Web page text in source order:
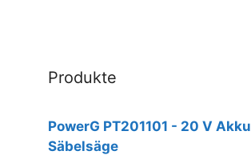
Produkte
PowerG PT201101 - 20 V Akku
Säbelsäge